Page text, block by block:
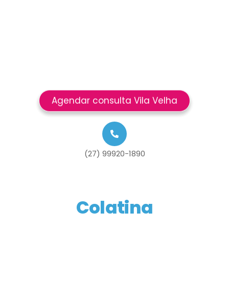
Agendar consulta Vila Velha
(27) 99920-1890
Colatina